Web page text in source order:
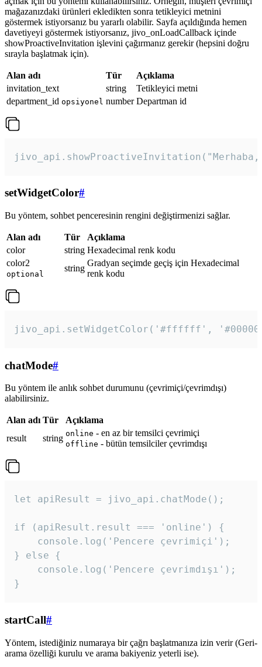
mağazanızdaki ürünleri ekledikten sonra tetikleyici metnini
göstermek istiyorsanız bu yararlı olabilir. Sayfa açıldığında hemen
davetiyeyi göstermek istiyorsanız, jivo_onLoadCallback içinde
showProactiveInvitation işlevini çağırmanız gerekir (hepsini doğru
sırayla başlatmak için).
Alan adı Tür
Açıklama
invitation_text
string
Tetikleyici metni
department_id opsiyonel number Departman id
setWidgetColor#
Bu yöntem, sohbet penceresinin rengini değiştirmenizi sağlar.
Alan adı Tür
Açıklama
color
string Hexadecimal renk kodu
color2
optional
string
Gradyan seçimde geçiş için Hexadecimal
renk kodu
jivo_api.setWidgetColor('#ffffff',
chatMode#
Bu yöntem ile anlık sohbet durumunu (çevrimiçi/çevrimdışı)
alabilirsiniz.
Alan adı Tür
Açıklama
result
string online - en az bir temsilci çevrimiçi
offline - bütün temsilciler çevrimdışı
let apiResult = jivo_api.chatMode();
if (apiResult.result === 'online') {
    console.log('Pencere çevrimiçi');
} else {
    console.log('Pencere çevrimdışı');
}
startCall#
Yöntem, istediğiniz numaraya bir çağrı başlatmanıza izin verir (Geri-
arama özelliği kurulu ve arama bakiyeniz yeterli ise).